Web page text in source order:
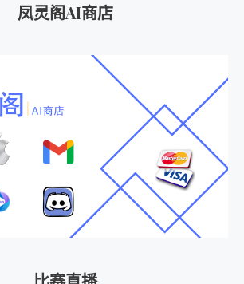
凤灵阁AI商店